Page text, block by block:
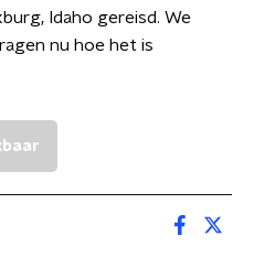
Idaho gereisd. We
nu hoe het is